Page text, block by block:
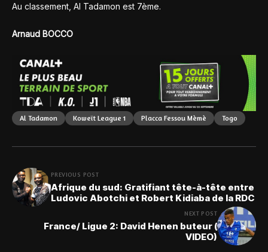
Au classement, Al Tadamon est 7ème.
Arnaud BOCCO
Al Tadamon Koweït League 1 Placca Fessou Mèmè Togo
PREVIOUS POST
Afrique du sud: Gratifiant tête-à-tête entre
Ludovic Abotchi et Robert Kidiaba de la RDC
NEXT POST
France/ Ligue 2: David Henen buteur (
VIDEO)